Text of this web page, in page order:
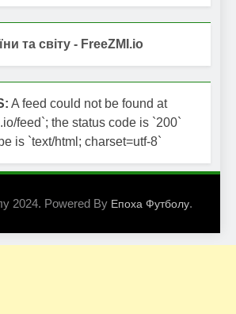
та світу - FreeZMI.io
A feed could not be found at
feed`; the status code is `200`
is `text/html; charset=utf-8`
2024. Powered By Епоха Футболу.